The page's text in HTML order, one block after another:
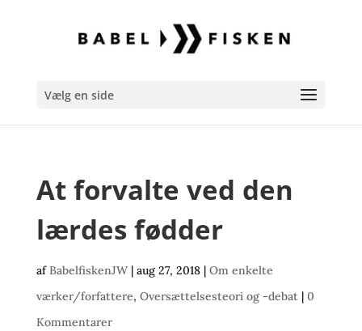
Vælg en side
At forvalte ved den
lærdes fødder
afBabelfiskenJW| aug 27, 2018| Om enkelte
værker/forfattere, Oversættelsesteori og -debat| 0
Kommentarer